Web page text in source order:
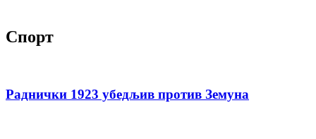
Спорт
Раднички 1923 убедљив против Земуна